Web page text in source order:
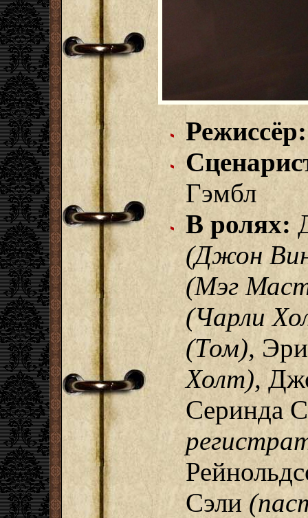
Режиссёр:
Гэмбл
В ролях:
(Джон
(Мэг
(Чарли
(Том),
Холт),
Серинда
Сэли